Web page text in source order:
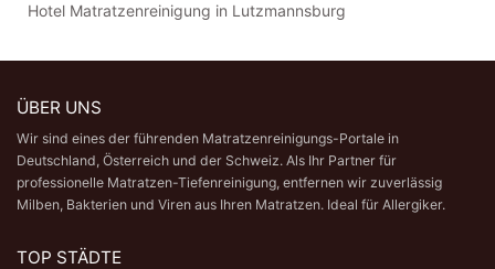
Hotel Matratzenreinigung in Lutzmannsburg
ÜBER UNS
Wir sind eines der führenden Matratzenreinigungs-Portale in
Deutschland, Österreich und der Schweiz. Als Ihr Partner für
professionelle Matratzen-Tiefenreinigung, entfernen wir zuverlässig
Milben, Bakterien und Viren aus Ihren Matratzen. Ideal für Allergiker.
TOP STÄDTE